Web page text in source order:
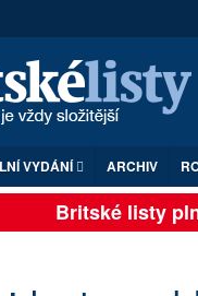
VYDÁNÍ ARCHIV
Britské listy